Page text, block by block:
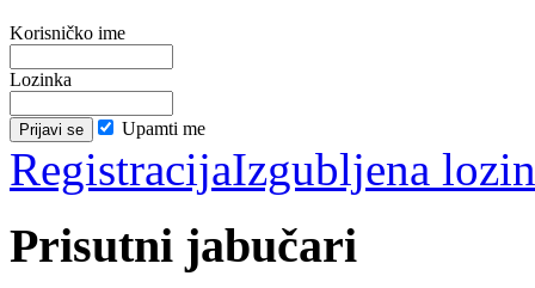
Korisničko ime
Lozinka
Upamti me
RegistracijaIzgubljena
Prisutni jabučari